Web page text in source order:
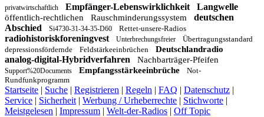
privatwirtschaftlich Empfänger-Lebenswirklichkeit Langwelle
öffentlich-rechtlichen Rauschminderungssystem
deutschen
Abschied
Si4730-31-34-35-D60 Rettet-unsere-Radios
radiohistoriskforeningvest Unterbrechungsfreier
Übertragungsstandard
depressionsfördernde
Feldstärkeeinbrüchen Deutschlandradio
analog-digital-Hybridverfahren Nachbarträger-Pfeifen
Support%20Documents Empfangsstärkeeinbrüche
Not-
Rundfunkprogramm
Startseite | Suche | Registrieren | Regeln | FAQ | Datenschutz |
Service | Sicherheit | Werbung / Urheberrechte | Stichworte |
Meistgelesen | Impressum | Welt-der-Radios | Off Topic